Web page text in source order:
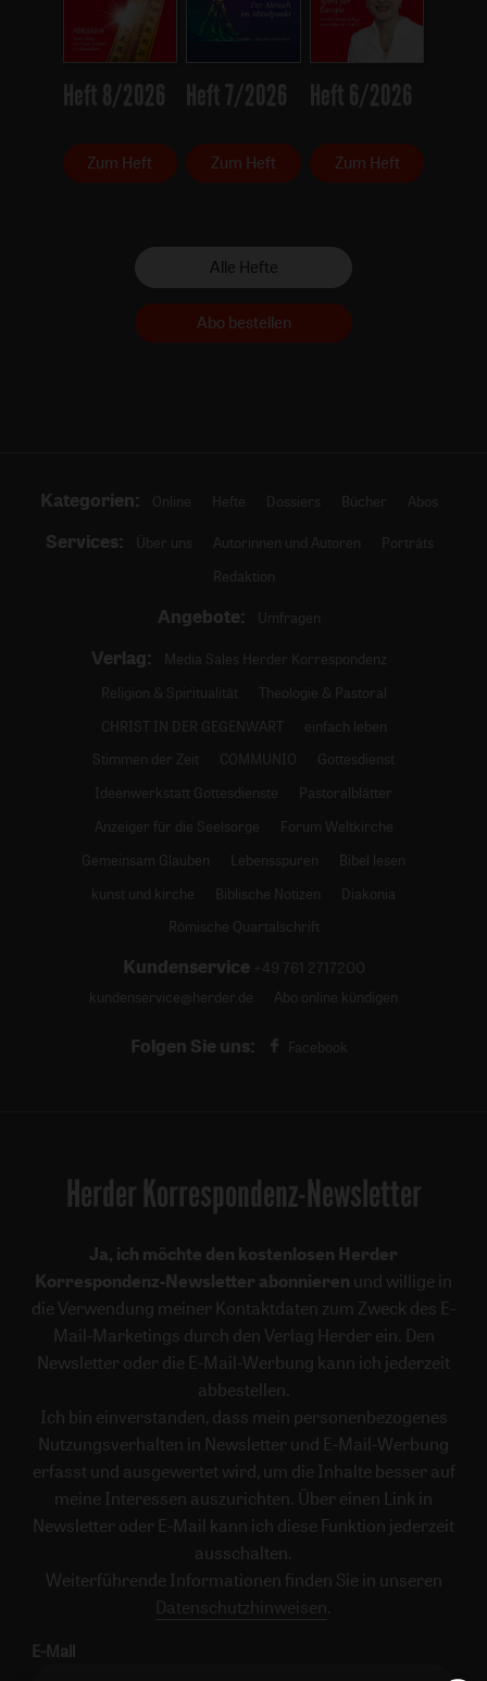
Heft 8/2026
Zum Heft
Heft 7/2026
Zum Heft
Heft 6/2026
Zum Heft
Alle Hefte
Abo bestellen
Kategorien: Online Hefte Dossiers Bücher Abos
Services: Über uns Autorinnen und Autoren
Porträts
Redaktion
Angebote: Umfragen
Verlag:
Media Sales Herder Korrespondenz
Religion & Spiritualität
Theologie & Pastoral
CHRIST IN DER GEGENWART
einfach leben
Stimmen der Zeit
COMMUNIO
Gottesdienst
Ideenwerkstatt Gottesdienste
Pastoralblätter
Anzeiger für die Seelsorge
Forum Weltkirche
Gemeinsam Glauben
Lebensspuren
Bibel lesen
kunst und kirche
Biblische Notizen
Diakonia
Römische Quartalschrift
Kundenservice +49 761 2717200
kundenservice@herder.de
Abo online kündigen
Folgen Sie uns: Facebook
Herder Korrespondenz-Newsletter
Ja, ich möchte den kostenlosen Herder
Korrespondenz-Newsletter abonnieren und willige in
die Verwendung meiner Kontaktdaten zum Zweck des E-
Mail-Marketings durch den Verlag Herder ein. Den
Newsletter oder die E-Mail-Werbung kann ich jederzeit
abbestellen.
Ich bin einverstanden, dass mein personenbezogenes
Nutzungsverhalten in Newsletter und E-Mail-Werbung
erfasst und ausgewertet wird, um die Inhalte besser auf
meine Interessen auszurichten. Über einen Link in
Newsletter oder E-Mail kann ich diese Funktion jederzeit
ausschalten.
Weiterführende Informationen finden Sie in unseren
Datenschutzhinweisen .
E-Mail